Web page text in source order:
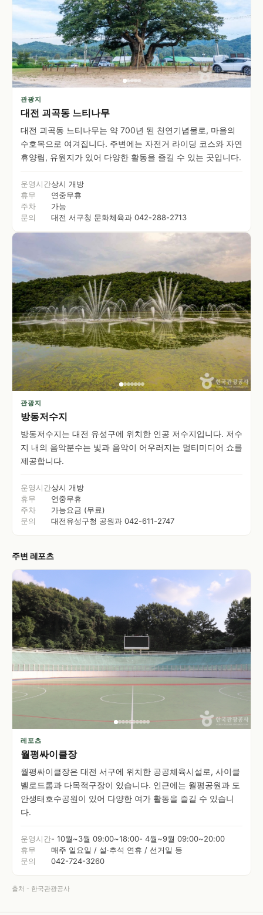
관광지
대전 괴곡동 느티나무
대전 괴곡동 느티나무는 약 700년 된 천연기념물로, 마을의
수호목으로 여겨집니다. 주변에는 자전거 라이딩 코스와 자연
휴양림, 유원지가 있어 다양한 활동을 즐길 수 있는 곳입니다.
운영시간상시 개방
휴무
연중무휴
주차
가능
문의
대전 서구청 문화체육과 042-288-2713
관광지
방동저수지
방동저수지는 대전 유성구에 위치한 인공 저수지입니다. 저수
지 내의 음악분수는 빛과 음악이 어우러지는 멀티미디어 쇼를
제공합니다.
운영시간상시 개방
휴무
연중무휴
주차
가능요금 (무료)
문의
대전유성구청 공원과 042-611-2747
주변 레포츠
레포츠
월평싸이클장
월평싸이클장은 대전 서구에 위치한 공공체육시설로, 사이클
벨로드롬과 다목적구장이 있습니다. 인근에는 월평공원과 도
안생태호수공원이 있어 다양한 여가 활동을 즐길 수 있습니
다.
운영시간- 10월~3월 09:00~18:00- 4월~9월 09:00~20:00
휴무
매주 일요일 / 설·추석 연휴 / 선거일 등
문의
042-724-3260
출처 - 한국관광공사